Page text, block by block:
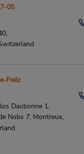
05
Peilz
Daubonne 1,
Nobs 7, Montreux,